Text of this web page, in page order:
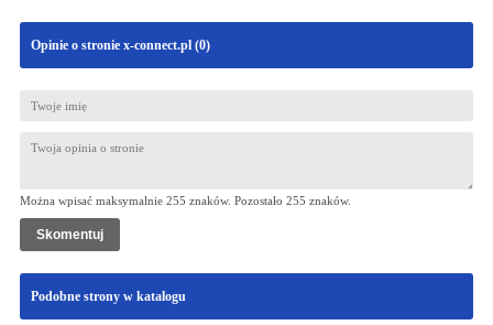
Opinie o stronie x-connect.pl (0)
Można wpisać maksymalnie 255 znaków. Pozostało 255 znaków.
Podobne strony w katalogu